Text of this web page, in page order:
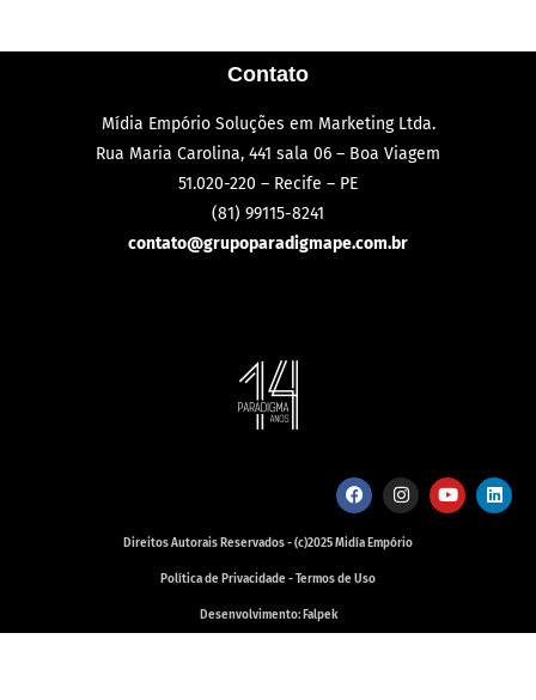
Contato
Mídia Empório Soluções em Marketing Ltda.
Rua Maria Carolina, 441 sala 06 – Boa Viagem
51.020-220 – Recife – PE
(81) 99115-8241
contato@grupoparadigmape.com.br
Direitos Autorais Reservados - (c)2025 Midía Empório
Política de Privacidade - Termos de Uso
Desenvolvimento: Falpek